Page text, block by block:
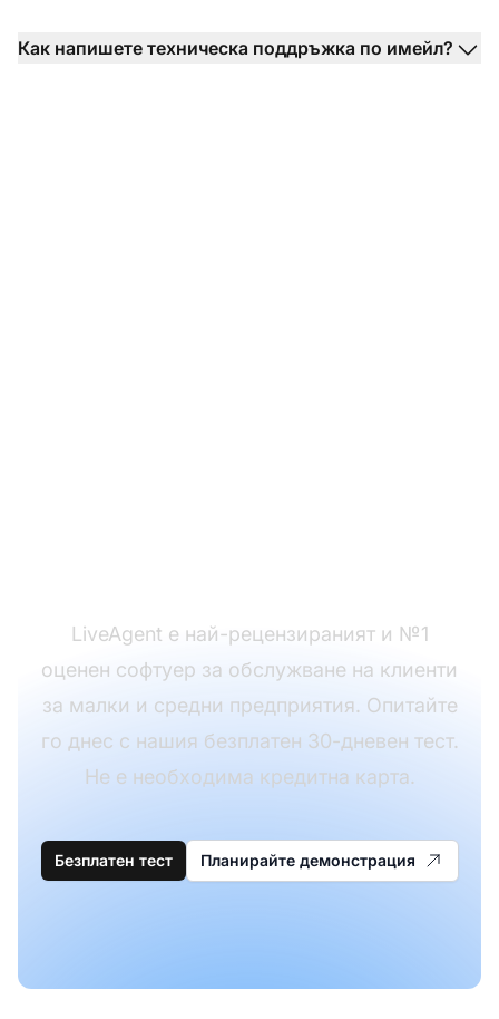
Как напишете техническа поддръжка по имейл?
LiveAgent е най-рецензираният и №1
оценен софтуер за обслужване на клиенти
за малки и средни предприятия. Опитайте
го днес с нашия безплатен 30-дневен тест.
Не е необходима кредитна карта.
Безплатен тест Планирайте демонстрация